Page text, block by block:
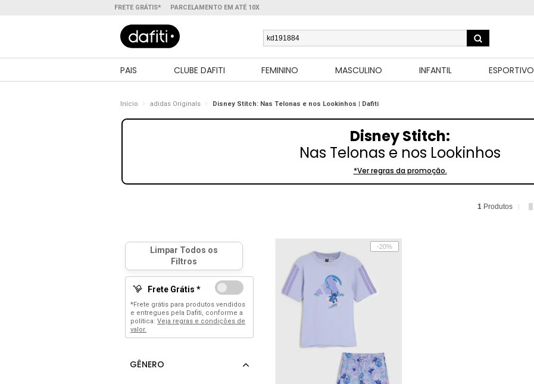
FRETE GRÁTIS* PARCELAMENTO EM ATÉ 10X
PAIS CLUBE DAFITI FEMININO MASCULINO INFANTIL ESPORTIVO
Início adidas Originals Disney Stitch: Nas Telonas e nos Lookinhos | Dafiti
Disney Stitch:
Nas Telonas e nos Lookinhos
*Ver regras da promoção.
1 Produtos
Frete Grátis *
*Frete grátis para produtos vendidos
e entregues pela Dafiti, conforme a
política: Veja regras e condições de
valor.
-20%